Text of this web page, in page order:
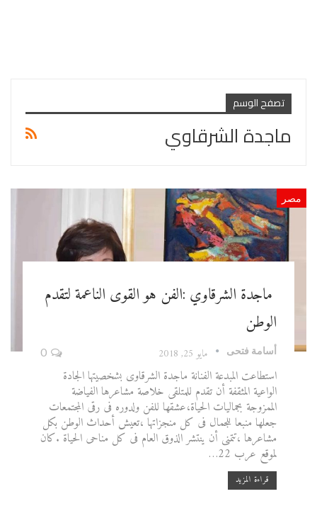
تصفح الوسم
ماجدة الشرقاوي
مصر
ماجدة الشرقاوي :الفن هو القوى الناعمة لتقدم
الوطن
أسامة فتحى مايو 25, 2018 0
استطاعت المبدعة الفنانة ماجدة الشرقاوى بشخصيتها الجادة
الواعية المثقفة أن تقدم للمتلقى خلاصة مشاعرها الفياضة
الممزوجة بجماليات الحياة،عشقها للفن ولدوره فى رقى المجتمعات
جعلها منبعا للجمال فى كل منجزاتها ،تعيش أحداث الوطن بكل
مشاعرها ،تتمنى أن ينتشر الذوق العام فى كل مناحى الحياة .كان
لموقع عرب 22…
قراءة المزيد